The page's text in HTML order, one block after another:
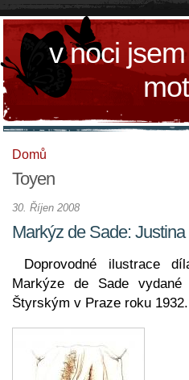
v noci
Domů
Toyen
30. Říjen 2008
Markýz de Sade: Justina
Doprovodné ilustrace
Markýze de Sade
Štyrským v Praze roku 1932.